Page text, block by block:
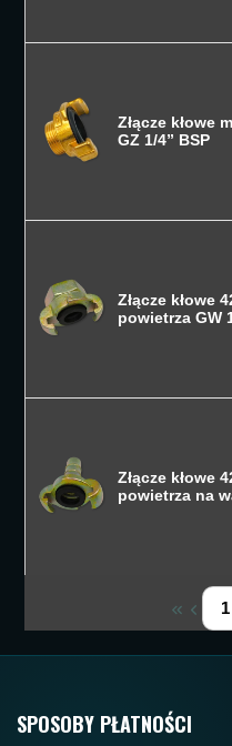
Złącze kłowe
GZ 1/4” BSP
Złącze kłowe
powietrza GW
Złącze kłowe
powietrza na
1
SPOSOBY PŁATNOŚCI